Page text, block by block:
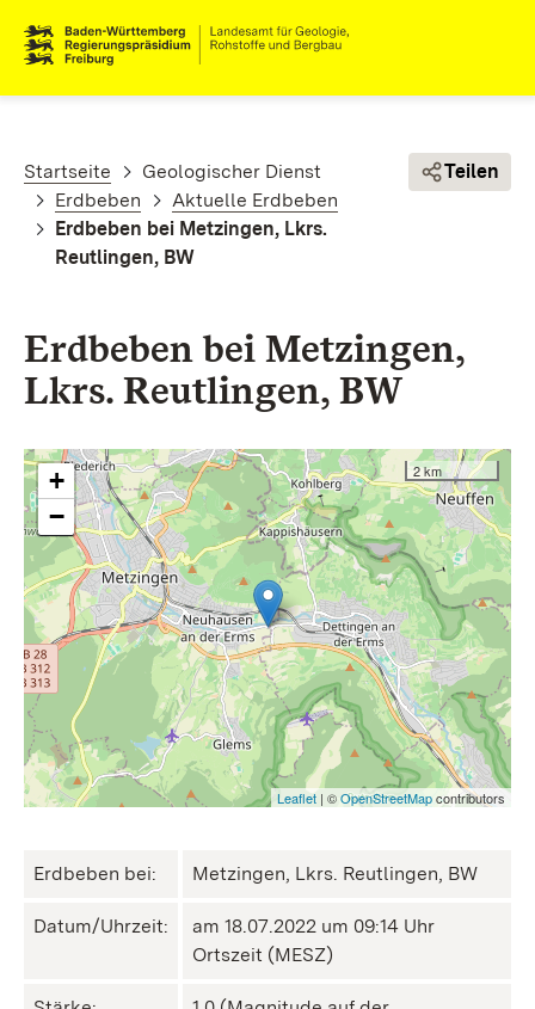
Pfadnavigation
Startseite
Geologischer Dienst
Erdbeben
Aktuelle Erdbeben
Erdbeben bei Metzingen, Lkrs.
Reutlingen, BW
Teilen
Erdbeben bei Metzingen,
Lkrs. Reutlingen, BW
+
−
2 km
Leaflet | ©OpenStreetMapcontributors
Erdbeben bei: Metzingen, Lkrs. Reutlingen, BW
Datum/Uhrzeit:
am 18.07.2022 um 09:14 Uhr
Ortszeit (MESZ)